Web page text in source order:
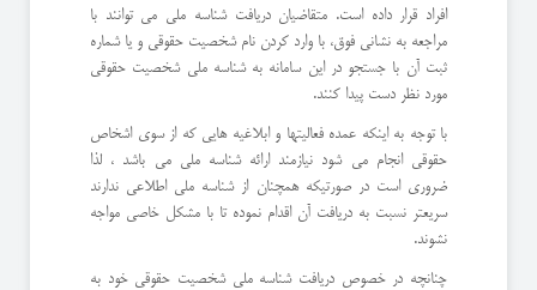
افراد قرار داده است. متقاضیان دریافت شناسه ملی می توانند با
مراجعه به نشانی فوق، با وارد کردن نام شخصیت حقوقی و یا شماره
ثبت آن با جستجو در این سامانه به شناسه ملی شخصیت حقوقی
مورد نظر دست پیدا کنند.
با توجه به اینکه عمده فعالیتها و ابلاغیه هایی که از سوی اشخاص
حقوقی انجام می شود نیازمند ارائه شناسه ملی می باشد ، لذا
ضروری است در صورتیکه همچنان از شناسه ملی اطلاعی ندارند
سریعتر نسبت به دریافت آن اقدام نموده تا با مشکل خاصی مواجه
نشوند.
چنانچه در خصوص دریافت شناسه ملی شخصیت حقوقی خود به